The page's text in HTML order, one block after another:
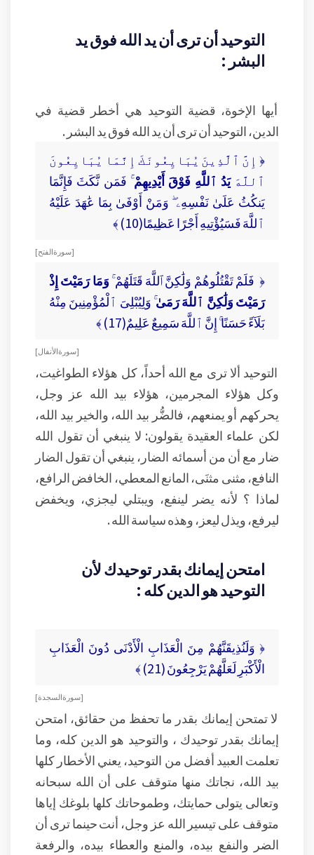
التوحيد أن ترى أن يد الله فوق يد
البشر :
أيها الإخوة، قضية التوحيد هي أخطر قضية في
الدين، التوحيد أن ترى أن يد الله فوق يد البشر .
﴿ إِنَّ ٱلَّذِينَ يُبَايِعُونَكَ إِنَّمَا يُبَايِعُونَ
ٱللَّهَيَدُ ٱللَّهِ فَوْقَ أَيْدِيهِمْ ۚ فَمَن نَّكَثَ فَإِنَّمَا
يَنكُثُ عَلَىٰ نَفْسِهِۦ ۖ وَمَنْ أَوْفَىٰ بِمَا عَٰهَدَ عَلَيْهُ
ٱللَّهَ فَسَيُؤْتِيهِ أَجْرًا عَظِيمًا(10) ﴾
[ سورة الفتح ]
﴿ فَلَمْ تَقْتُلُوهُمْ وَلَٰكِنَّ ٱللَّهَ قَتَلَهُمْ ۚوَمَا رَمَيْتَ إِذْ
رَمَيْتَ وَلَٰكِنَّ ٱللَّهَ رَمَىٰۚ وَلِيُبْلِىَ ٱلْمُؤْمِنِينَ مِنْهُ
بَلَآءً حَسَنًا ۚ إِنَّ ٱللَّهَ سَمِيعٌ عَلِيمٌ(17) ﴾
[ سورة الأنفال ]
التوحيد ألا ترى مع الله أحداً، كل هؤلاء الطواغيت،
وكل هؤلاء المجرمين، هؤلاء بيد الله عز وجل،
يحركهم أو يمنعهم، فالضُّر بيد الله، والخير بيد الله،
لكن علماء العقيدة يقولون: لا ينبغي أن تقول الله
ضار مع أن من أسمائه الضار، ينبغي أن تقول الضار
النافع، مثنى مثنَى، المانع المعطي، الخافض الرافع،
لماذا ؟ لأنه يضر لينفع، ويبتلي ليجزي، ويخفض
ليرفع، ويذل ليعز، وهذه سياسة الله .
امتحن إيمانك بقدر توحيدك لأن
التوحيد هو الدين كله :
﴿ وَلَنُذِيقَنَّهُمْ مِنَ الْعَذَابِ الْأَدْنَى دُونَ الْعَذَابِ
الْأَكْبَرِ لَعَلَّهُمْ يَرْجِعُونَ (21) ﴾
[ سورة السجدة ]
لا تمتحن إيمانك بقدر ما تحفظ من حقائق، امتحن
إيمانك بقدر توحيدك ، والتوحيد هو الدين كله، وما
تعلمت العبيد أفضل من التوحيد، يعني الأخطار كلها
بيد الله، نجاتك منها متوقف على أن الله سبحانه
وتعالى يتولى حمايتك، وطموحاتك كلها بلوغك إياها
متوقف على تيسير الله عز وجل، أنت حينما ترى أن
الضر والنفع بيده، والمنع والعطاء بيده، والرفعة